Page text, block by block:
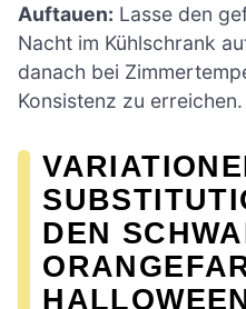
Auftauen: Lasse den
Nacht im Kühlschrank
danach bei
Konsistenz zu erreichen.
DEN